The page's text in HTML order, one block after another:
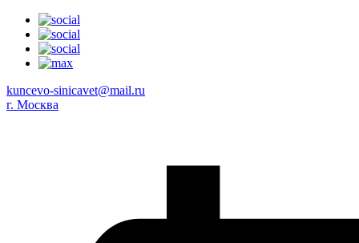
kuncevo-sinicavet@mail.ru
г. Москва